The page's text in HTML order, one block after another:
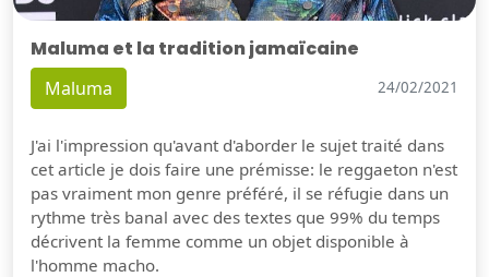
Maluma et la tradition jamaïcaine
Maluma 24/02/2021
J'ai l'impression qu'avant d'aborder le sujet traité dans
cet article je dois faire une prémisse: le reggaeton n'est
pas vraiment mon genre préféré, il se réfugie dans un
rythme très banal avec des textes que 99% du temps
décrivent la femme comme un objet disponible à
l'homme macho.